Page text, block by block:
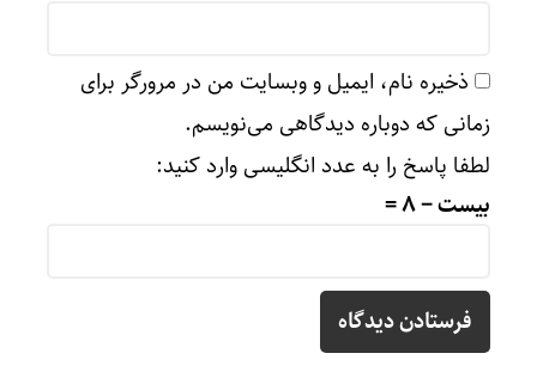
ذخیره نام، ایمیل و وبسایت من در مرورگر برای
زمانی که دوباره دیدگاهی می‌نویسم.
لطفا پاسخ را به عدد انگلیسی وارد کنید:
بیست − 8 =